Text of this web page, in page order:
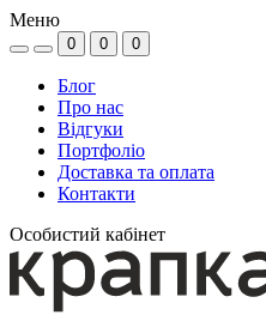
Меню
0 0 0
Блог
Про нас
Відгуки
Портфоліо
Доставка та оплата
Контакти
Особистий кабінет